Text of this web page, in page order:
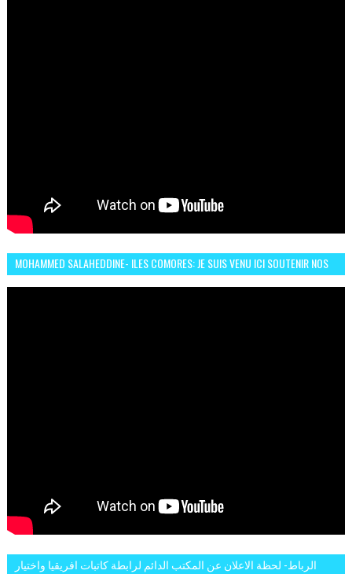
MOHAMMED SALAHEDDINE- ILES COMORES: JE SUIS VENU ICI SOUTENIR NOS
FEMMES AFRICAINES À RABAT
الرباط- لحظة الاعلان عن المكتب الدائم لرابطة كاتبات افريقيا واختيار